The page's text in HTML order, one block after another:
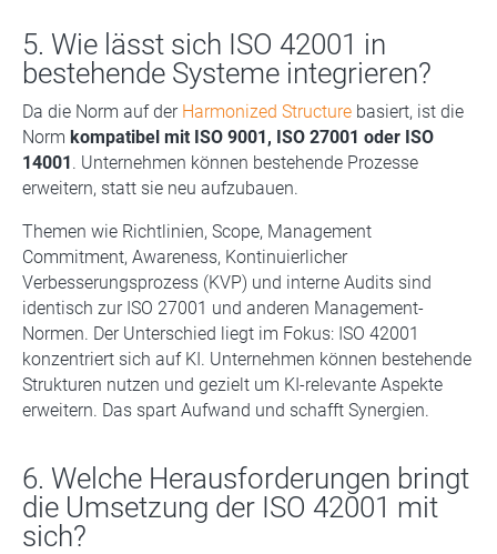
5. Wie lässt sich ISO 42001 in
bestehende Systeme integrieren?
Da die Norm auf der Harmonized Structure basiert, ist die
Norm kompatibel mit ISO 9001, ISO 27001 oder ISO
14001. Unternehmen können bestehende Prozesse
erweitern, statt sie neu aufzubauen.
Themen wie Richtlinien, Scope, Management
Commitment, Awareness, Kontinuierlicher
Verbesserungsprozess (KVP) und interne Audits sind
identisch zur ISO 27001 und anderen Management-
Normen. Der Unterschied liegt im Fokus: ISO 42001
konzentriert sich auf KI. Unternehmen können bestehende
Strukturen nutzen und gezielt um KI-relevante Aspekte
erweitern. Das spart Aufwand und schafft Synergien.
6. Welche Herausforderungen bringt
die Umsetzung der ISO 42001 mit
sich?